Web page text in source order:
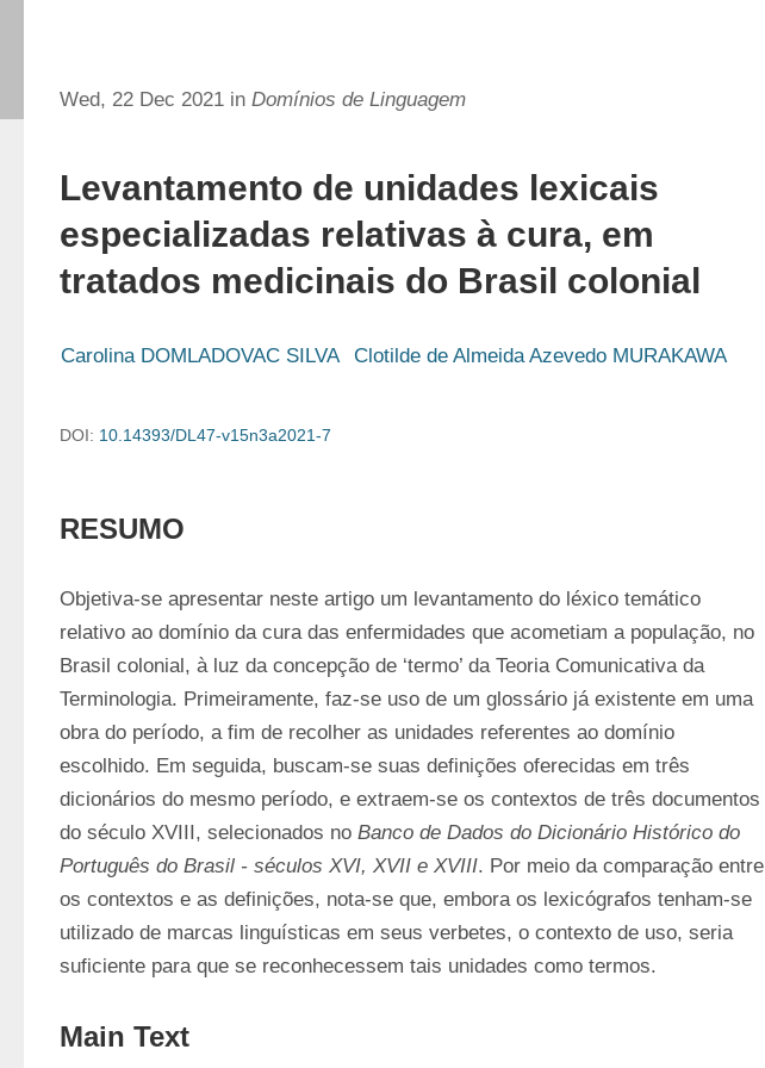
Wed, 22 Dec 2021 in Domínios de Linguagem
Levantamento de unidades lexicais
especializadas relativas à cura, em
tratados medicinais do Brasil colonial
Carolina DOMLADOVAC SILVA Clotilde de Almeida Azevedo MURAKAWA
DOI: 10.14393/DL47-v15n3a2021-7
RESUMO
Objetiva-se apresentar neste artigo um levantamento do léxico temático
relativo ao domínio da cura das enfermidades que acometiam a população, no
Brasil colonial, à luz da concepção de ‘termo’ da Teoria Comunicativa da
Terminologia. Primeiramente, faz-se uso de um glossário já existente em uma
obra do período, a fim de recolher as unidades referentes ao domínio
escolhido. Em seguida, buscam-se suas definições oferecidas em três
dicionários do mesmo período, e extraem-se os contextos de três documentos
do século XVIII, selecionados no Banco de Dados do Dicionário Histórico do
Português do Brasil - séculos XVI, XVII e XVIII. Por meio da comparação entre
os contextos e as definições, nota-se que, embora os lexicógrafos tenham-se
utilizado de marcas linguísticas em seus verbetes, o contexto de uso, seria
suficiente para que se reconhecessem tais unidades como termos.
Main Text